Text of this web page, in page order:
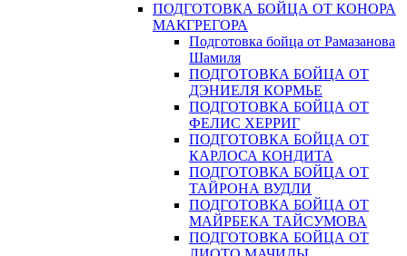
ПОДГОТОВКА БОЙЦА ОТ КОНОРА
МАКГРЕГОРА
Подготовка бойца от Рамазанова
Шамиля
ПОДГОТОВКА БОЙЦА ОТ
ДЭНИЕЛЯ КОРМЬЕ
ПОДГОТОВКА БОЙЦА ОТ
ФЕЛИС ХЕРРИГ
ПОДГОТОВКА БОЙЦА ОТ
КАРЛОСА КОНДИТА
ПОДГОТОВКА БОЙЦА ОТ
ТАЙРОНА ВУДЛИ
ПОДГОТОВКА БОЙЦА ОТ
МАЙРБЕКА ТАЙСУМОВА
ПОДГОТОВКА БОЙЦА ОТ